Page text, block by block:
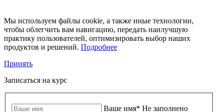
Мы используем файлы cookie, а также иные технологии,
чтобы облегчить вам навигацию, передать наилучшую
практику пользователей, оптимизировать выбор наших
продуктов и решений. Подробнее
Принять
Записаться на курс
Ваше имя* Не заполнено